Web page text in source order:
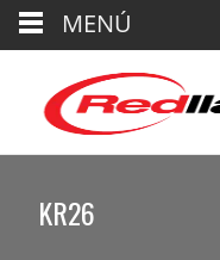
KR26
MENÚ